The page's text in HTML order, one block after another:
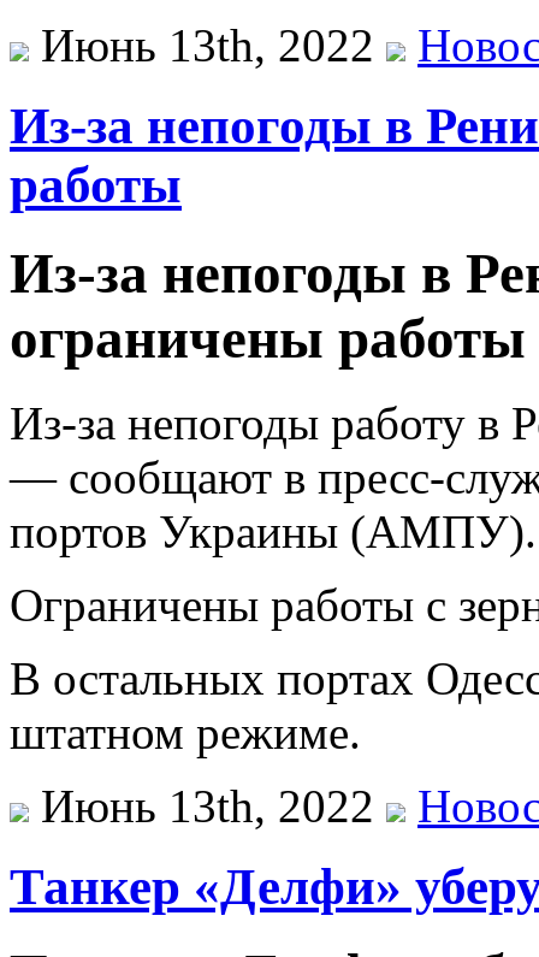
Июнь 13th, 2022
Из-за непогоды в
работы
Из-за непогоды в
ограничены работы
Из-за непогоды работу в
— сообщают в пресс-
портов Украины (АМПУ).
Ограничены работы с
В остальных портах
штатном режиме.
Июнь 13th, 2022
Танкер «Делфи»